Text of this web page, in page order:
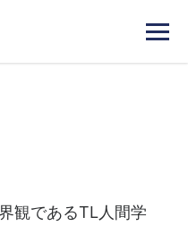
観であるTL人間学